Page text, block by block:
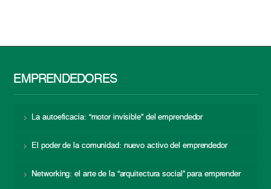
EMPRENDEDORES
La autoeficacia: “motor invisible” del emprendedor
El poder de la comunidad: nuevo activo del emprendedor
Networking: el arte de la “arquitectura social” para emprender